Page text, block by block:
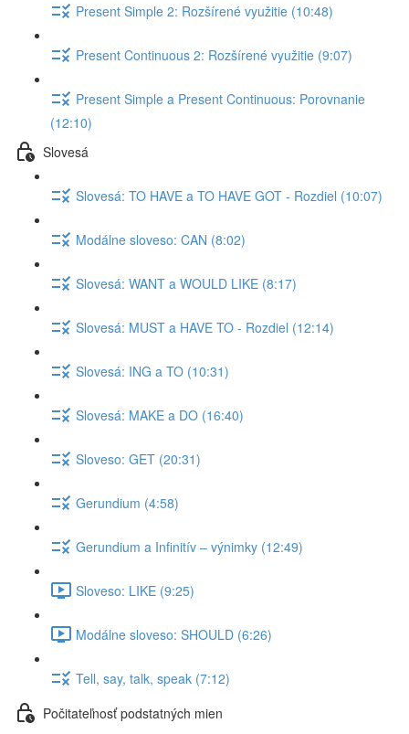
Present Simple 2: Rozšírené využitie (10:48)
Present Continuous 2: Rozšírené využitie (9:07)
Present Simple a Present Continuous: Porovnanie
(12:10)
Slovesá
Slovesá: TO HAVE a TO HAVE GOT - Rozdiel (10:07)
Modálne sloveso: CAN (8:02)
Slovesá: WANT a WOULD LIKE (8:17)
Slovesá: MUST a HAVE TO - Rozdiel (12:14)
Slovesá: ING a TO (10:31)
Slovesá: MAKE a DO (16:40)
Sloveso: GET (20:31)
Gerundium (4:58)
Gerundium a Infinitív – výnimky (12:49)
Sloveso: LIKE (9:25)
Modálne sloveso: SHOULD (6:26)
Tell, say, talk, speak (7:12)
Počitateľnosť podstatných mien